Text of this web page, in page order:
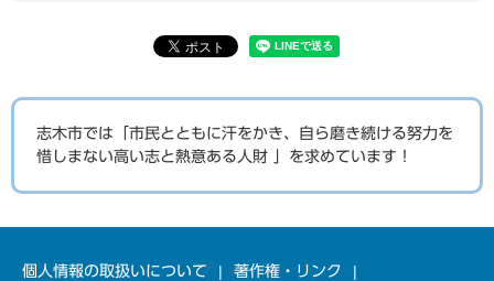
志木市では「市民とともに汗をかき、自ら磨き続ける努力を
惜しまない高い志と熱意ある人財 」を求めています！
個人情報の取扱いについて 著作権・リンク